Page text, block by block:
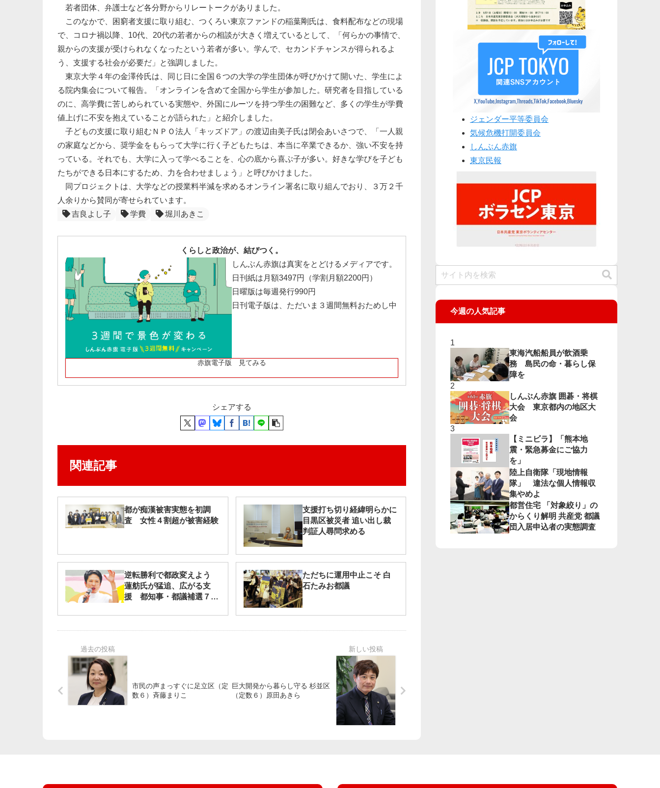
若者団体、弁護士など各分野からリレートークがありました。
このなかで、困窮者支援に取り組む、つくろい東京ファンドの稲葉剛氏は、食料配布などの現場
で、コロナ禍以降、10代、20代の若者からの相談が大きく増えているとして、「何らかの事情で、
親からの支援が受けられなくなったという若者が多い。学んで、セカンドチャンスが得られるよ
う、支援する社会が必要だ」と強調しました。
東京大学４年の金澤伶氏は、同じ日に全国６つの大学の学生団体が呼びかけて開いた、学生によ
る院内集会について報告。「オンラインを含めて全国から学生が参加した。研究者を目指している
のに、高学費に苦しめられている実態や、外国にルーツを持つ学生の困難など、多くの学生が学費
値上げに不安を抱えていることが語られた」と紹介しました。
子どもの支援に取り組むＮＰＯ法人「キッズドア」の渡辺由美子氏は閉会あいさつで、「一人親
の家庭などから、奨学金をもらって大学に行く子どもたちは、本当に卒業できるか、強い不安を持
っている。それでも、大学に入って学べることを、心の底から喜ぶ子が多い。好きな学びを子ども
たちができる日本にするため、力を合わせましょう」と呼びかけました。
同プロジェクトは、大学などの授業料半減を求めるオンライン署名に取り組んでおり、３万２千
人余りから賛同が寄せられています。
吉良よし子
学費 堀川あきこ
くらしと政治が、結びつく。
しんぶん赤旗は真実をとどけるメディアです。
日刊紙は月額3497円（学割月額2200円）
日曜版は毎週発行990円
日刊電子版は、ただいま３週間無料おためし中
赤旗電子版 見てみる
シェアする
関連記事
都が痴漢被害実態を初調
査 女性４割超が被害経験
支援打ち切り経緯明らかに
目黒区被災者 追い出し裁
判証人尋問求める
逆転勝利で都政変えよう
蓮舫氏が猛追、広がる支
援 都知事・都議補選７日
ただちに運用中止こそ 白
石たみお都議
市民の声まっすぐに足立区（定
数６）斉藤まりこ
巨大開発から暮らし守る 杉並区
（定数６）原田あきら
ジェンダー平等委員会
気候危機打開委員会
しんぶん赤旗
東京民報
今週の人気記事
東海汽船船員が飲酒乗
務 島民の命・暮らし保
障を
しんぶん赤旗 囲碁・将棋
大会 東京都内の地区大
会
【ミニビラ】「熊本地
震・緊急募金にご協力
を」
陸上自衛隊「現地情報
隊」 違法な個人情報収
集やめよ
都営住宅 「対象絞り」の
からくり解明 共産党 都議
団入居申込者の実態調査